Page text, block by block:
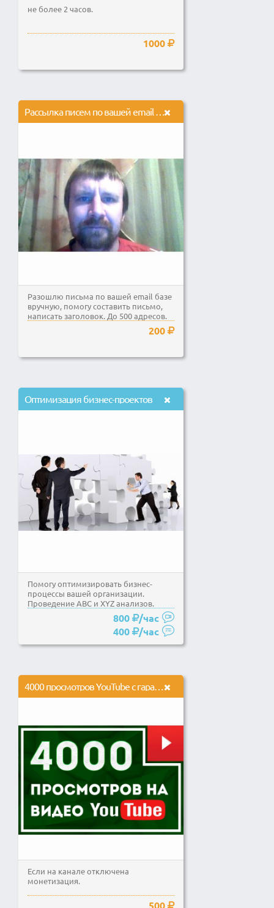
не более 2 часов.
1000
Рассылка писем по вашей email базе вручную.
Разошлю письма по вашей email базе
вручную, помогу составить письмо,
написать заголовок. До 500 адресов.
200
Оптимизация бизнес-проектов
Помогу оптимизировать бизнес-
процессы вашей организации.
Проведение ABC и XYZ анализов.
Расчет зависимости объема...
800
/час
400
/час
4000 просмотров YouTube с гарантией
Если на канале отключена
монетизация.
500